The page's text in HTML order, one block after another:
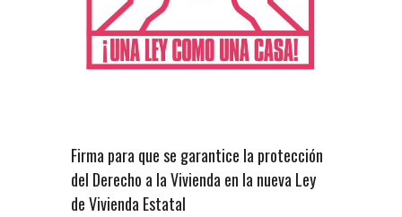
Firma para que se garantice la protección
del Derecho a la Vivienda en la nueva Ley
de Vivienda Estatal